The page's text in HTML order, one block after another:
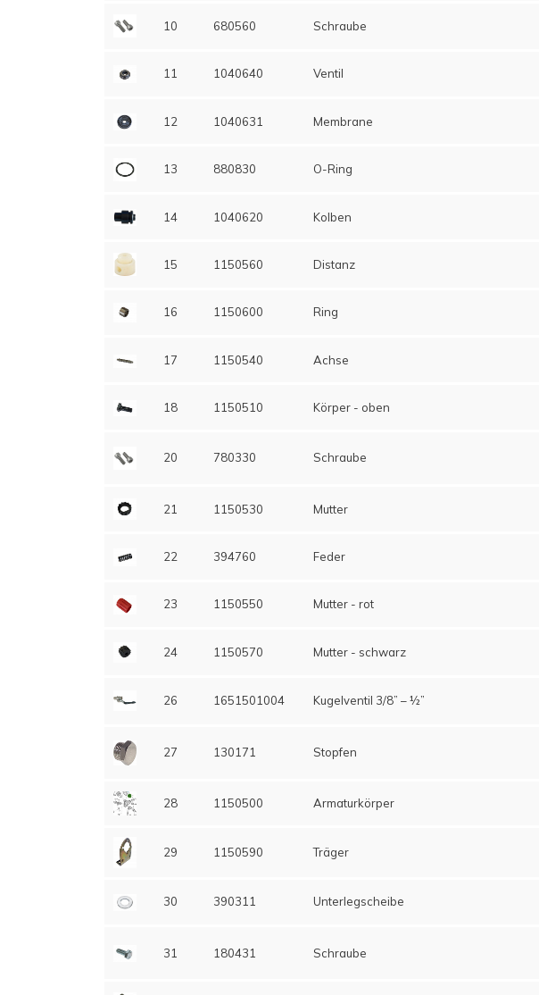
10 680560 Schraube
11 1040640 Ventil
12 1040631 Membrane
13 880830 O-Ring
14 1040620 Kolben
15 1150560 Distanz
16 1150600 Ring
17 1150540 Achse
18 1150510 Körper - oben
20 780330 Schraube
21 1150530 Mutter
22 394760 Feder
23 1150550 Mutter - rot
24 1150570 Mutter - schwarz
26 1651501004 Kugelventil 3/8” – ½”
27 130171 Stopfen
28 1150500 Armaturkörper
29 1150590 Träger
30 390311 Unterlegscheibe
31 180431 Schraube